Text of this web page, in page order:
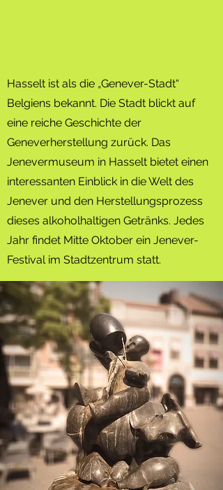
Hasselt ist als die „Genever-Stadt“
Belgiens bekannt. Die Stadt blickt auf
eine reiche Geschichte der
Geneverherstellung zurück. Das
Jenevermuseum in Hasselt bietet einen
interessanten Einblick in die Welt des
Jenever und den Herstellungsprozess
dieses alkoholhaltigen Getränks. Jedes
Jahr findet Mitte Oktober ein Jenever-
Festival im Stadtzentrum statt.